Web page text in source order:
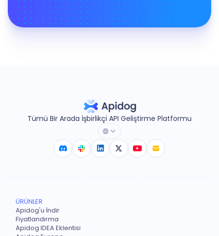
Tümü Bir Arada İşbirlikçi API Geliştirme Platformu
ÜRÜNLER
Apidog'u İndir
Fiyatlandırma
Apidog IDEA Eklentisi